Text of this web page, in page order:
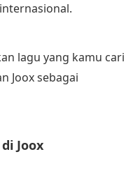
lagu yang kamu cari
Joox sebagai
Joox